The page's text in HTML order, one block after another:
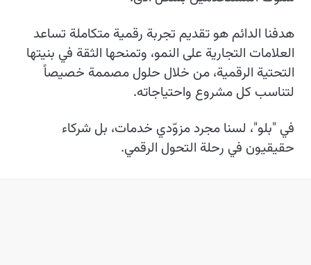
هدفنا الدائم هو تقديم تجربة رقمية متكاملة تساعد
العلامات التجارية على النمو، وتمنحها الثقة في بنيتها
التحتية الرقمية، من خلال حلول مصممة خصيصاً
لتناسب كل مشروع واحتياجاته.
في "بلو"، لسنا مجرد مزوّدي خدمات، بل شركاء
حقيقيون في رحلة التحول الرقمي.